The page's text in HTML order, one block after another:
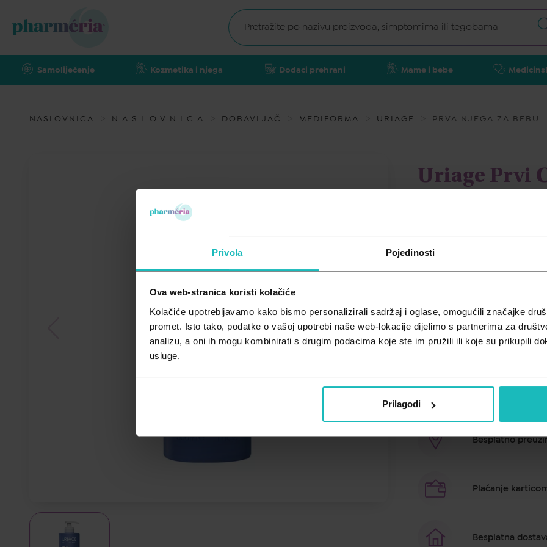
Privola Pojedinosti
Ova web-stranica koristi kolačiće
Kolačiće upotrebljavamo kako bismo personalizirali sadržaj i oglase, omogućili značajke
promet. Isto tako, podatke o vašoj upotrebi naše web-lokacije dijelimo s partnerima za
analizu, a oni ih mogu kombinirati s drugim podacima koje ste im pružili ili koje su prikupili
usluge.
Prilagodi
Samoliječenje Kozmetika i njega Dodaci prehrani Mame i bebe
NASLOVNICA N A S L O V N I C A DOBAVLJAČ MEDIFORMA URIAGE PRVA NJEGA ZA BEBU
Uriage Prvi
emulzija za
24,98 €
Kremasti sindet za pranje lica,
sapunaS organskim runolistom,
Brza dostava u
Besplatno
Plaćanje
Besplatna